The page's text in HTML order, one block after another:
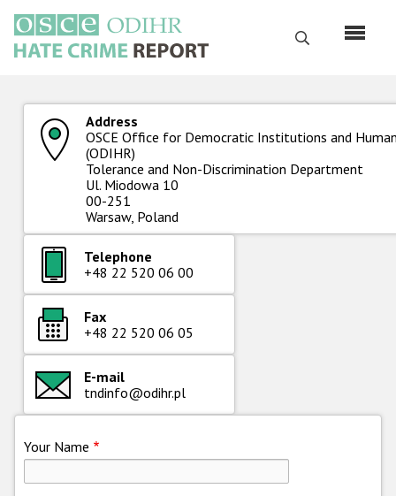
основному
содержанию
Поиск
English
Русский
navigation
Главная
Часто задаваемые вопросы
Данные о преступлениях на почве ненависти
Anti-Roma hate crime
Address
OSCE Office for Democratic Institutions and
(ODIHR)
Tolerance and Non-Discrimination Department
Ul. Miodowa 10
00-251
Warsaw, Poland
Telephone
+48 22 520 06 00
Fax
+48 22 520 06 05
E-mail
tndinfo@odihr.pl
Your Name